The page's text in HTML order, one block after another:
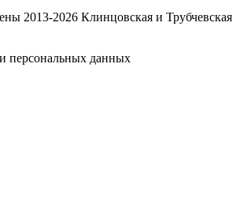
2013-2026 Клинцовская и Трубчевская
персональных данных